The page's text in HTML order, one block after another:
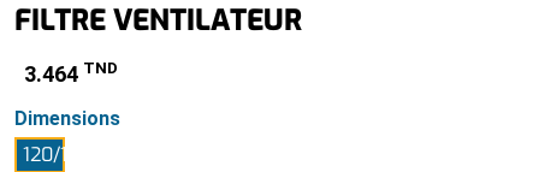
FILTRE VENTILATEUR
3.464 TND
Dimensions
120/120